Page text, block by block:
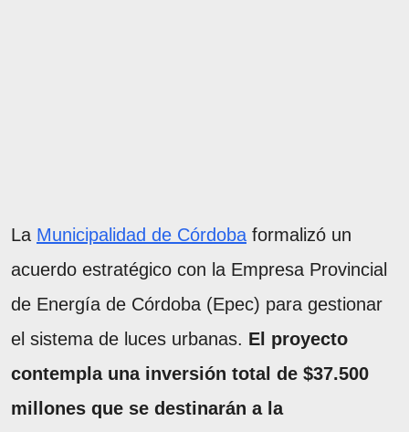
La Municipalidad de Córdoba formalizó un
acuerdo estratégico con la Empresa Provincial
de Energía de Córdoba (Epec) para gestionar
el sistema de luces urbanas. El proyecto
contempla una inversión total de $37.500
millones que se destinarán a la